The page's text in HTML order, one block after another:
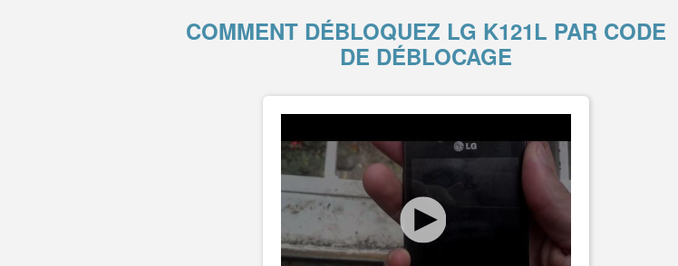
COMMENT DÉBLOQUEZ LG K121L PAR CODE
DE DÉBLOCAGE